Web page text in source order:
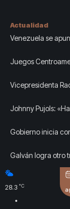
Actualidad
Venezuela se
Juegos
Vicepresidenta
Johnny Pujols:
Gobierno inicia
Galván logra otro
Centroamericanos
28.3 °C